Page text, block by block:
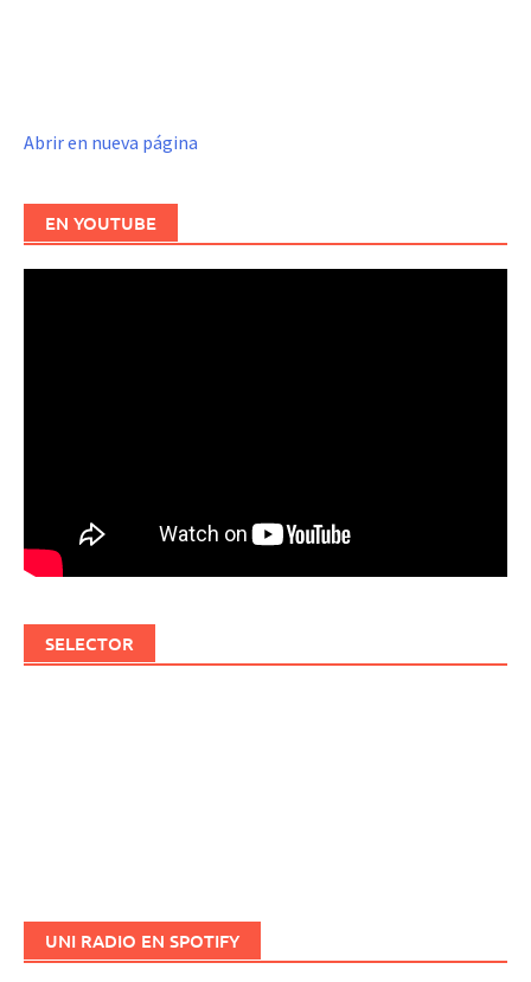
Abrir en nueva página
EN YOUTUBE
SELECTOR
UNI RADIO EN SPOTIFY